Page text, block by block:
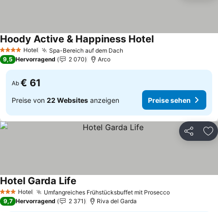
4 Sterne Hotel Spa-Bereich auf dem Dach
Hoody Active & Happiness Hotel
9,5 Hervorragend 2 070 Arco
Ab € 61
Preise von 22 Websites anzeigen Preise sehen
Teilen
3 SterneHotel Umfangreiches Frühstücksbuffet mit Prosecco
Hotel Garda Life
9,7 Hervorragend 2 371 Riva del Garda